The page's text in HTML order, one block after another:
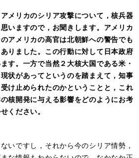
メリカのシリア攻撃について，核兵器
いますので，お聞きします。アメリカ
アメリカの高官は北朝鮮への警告でも
りました。この行動に対して日本政府
す。一方で当然２大核大国である米・
状があってというのを踏まえて，知事
け止められたのかということと，これ
核開発に与える影響をどのようにお考
ください。
いですし，それから今のシリア情勢，